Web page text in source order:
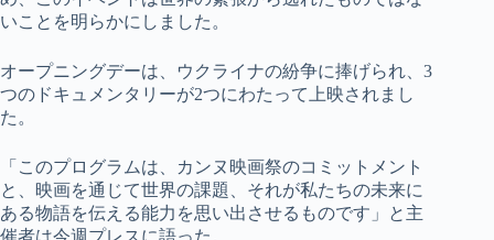
いことを明らかにしました。
オープニングデーは、ウクライナの紛争に捧げられ、3
つのドキュメンタリーが2つにわたって上映されまし
た。
「このプログラムは、カンヌ映画祭のコミットメント
と、映画を通じて世界の課題、それが私たちの未来に
ある物語を伝える能力を思い出させるものです」と主
催者は今週プレスに語った。